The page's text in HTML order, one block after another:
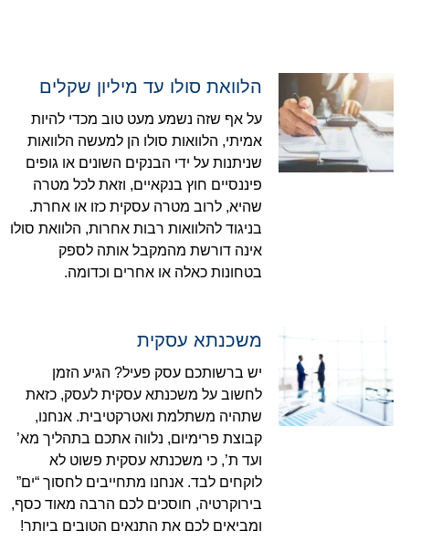
הלוואת סולו עד מיליון שקלים
על אף שזה נשמע מעט טוב מכדי להיות
אמיתי, הלוואות סולו הן למעשה הלוואות
שניתנות על ידי הבנקים השונים או גופים
פיננסיים חוץ בנקאיים, וזאת לכל מטרה
שהיא, לרוב מטרה עסקית כזו או אחרת.
בניגוד להלוואות רבות אחרות, הלוואת סולו
אינה דורשת מהמקבל אותה לספק
בטחונות כאלה או אחרים וכדומה.
משכנתא עסקית
יש ברשותכם עסק פעיל? הגיע הזמן
לחשוב על משכנתא עסקית לעסק, כזאת
שתהיה משתלמת ואטרקטיבית. אנחנו,
קבוצת פרימיום, נלווה אתכם בתהליך מא’
ועד ת’, כי משכנתא עסקית פשוט לא
לוקחים לבד. אנחנו מתחייבים לחסוך “ים”
בירוקרטיה, חוסכים לכם הרבה מאוד כסף,
ומביאים לכם את התנאים הטובים ביותר!